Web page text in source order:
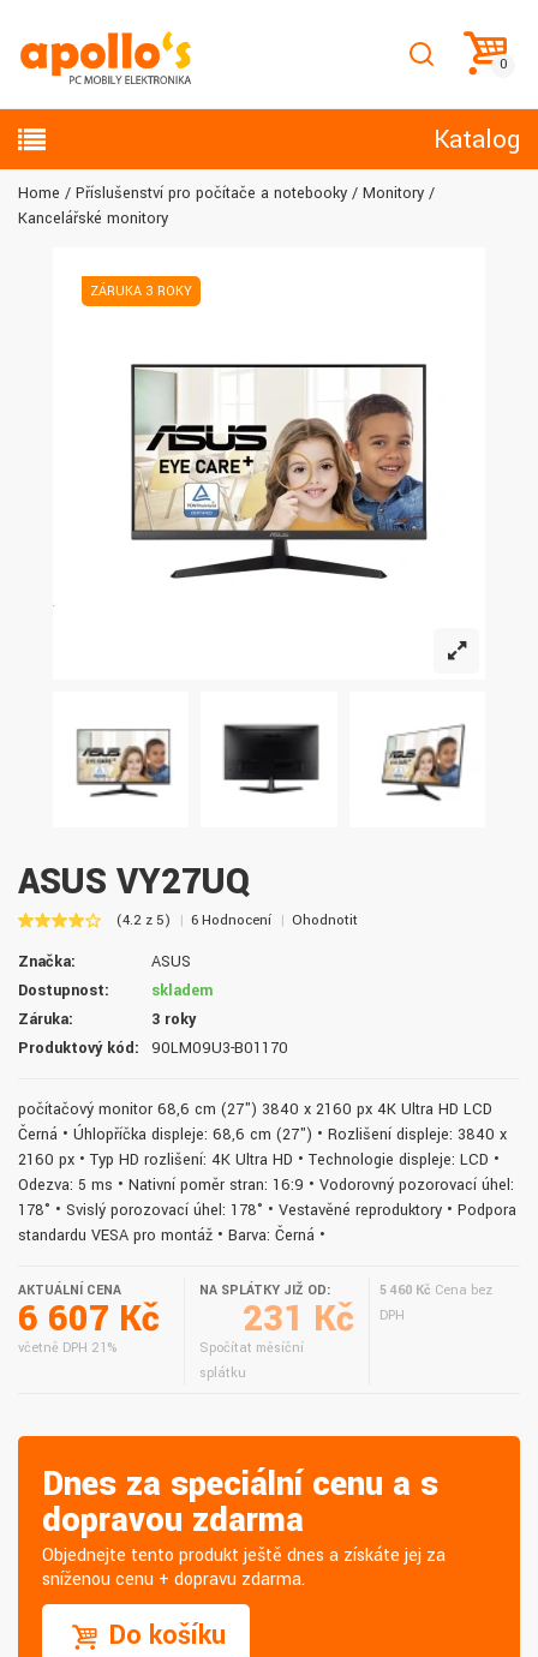
Katalog
Home Příslušenství pro počítače a notebooky
Monitory
Kancelářské monitory
ZÁRUKA 3 ROKY
ASUS VY27UQ
(4.2 z 5) 6 Hodnocení Ohodnotit
Značka:
ASUS
Dostupnost:
skladem
Záruka:
3 roky
Produktový kód:
90LM09U3-B01170
počítačový monitor 68,6 cm (27") 3840 x 2160 px 4K Ultra HD LCD
Černá • Úhlopříčka displeje: 68,6 cm (27") • Rozlišení displeje: 3840 x
2160 px • Typ HD rozlišení: 4K Ultra HD • Technologie displeje: LCD •
Odezva: 5 ms • Nativní poměr stran: 16:9 • Vodorovný pozorovací úhel:
178° • Svislý porozovací úhel: 178° • Vestavěné reproduktory • Podpora
standardu VESA pro montáž • Barva: Černá •
AKTUÁLNÍ CENA
6 607 Kč
včetně DPH 21%
NA SPLÁTKY JIŽ OD:
231 Kč
Spočítat měsíční
splátku
5 460 Kč Cena bez
DPH
Dnes za speciální cenu a s
dopravou zdarma
Objednejte tento produkt ještě dnes a získáte jej za
sníženou cenu + dopravu zdarma.
Do košíku